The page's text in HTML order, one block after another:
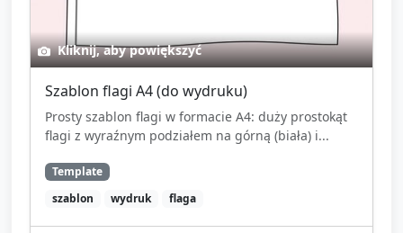
Kliknij, aby powiększyć
Szablon flagi A4 (do wydruku)
Prosty szablon flagi w formacie A4: duży prostokąt
flagi z wyraźnym podziałem na górną (biała) i...
Template
szablon
wydruk flaga